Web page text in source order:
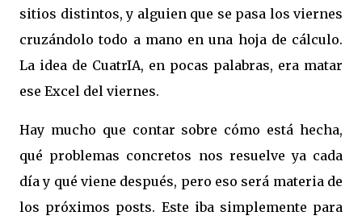
sitios distintos, y alguien que se pasa los viernes
cruzándolo todo a mano en una hoja de cálculo.
La idea de CuatrIA, en pocas palabras, era matar
ese Excel del viernes.
Hay mucho que contar sobre cómo está hecha,
qué problemas concretos nos resuelve ya cada
día y qué viene después, pero eso será materia de
los próximos posts. Este iba simplemente para